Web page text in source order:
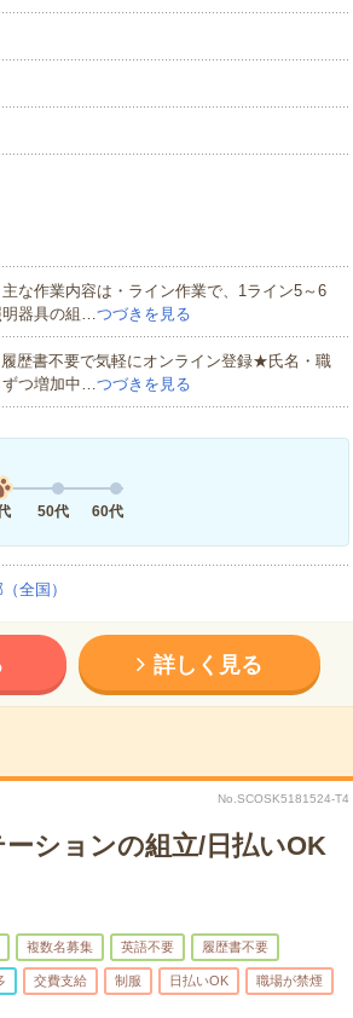
な作業内容は・ライン作業で、1ライン5～6
明器具の組…つづきを見る
歴書不要で気軽にオンライン登録★氏名・職
ずつ増加中…つづきを見る
50代 60代
全国）
詳しく見る
No.SCOSK5181524-T4
ーションの組立/日払いOK
複数名募集 英語不要 履歴書不要
交費支給 制服 日払いOK 職場が禁煙